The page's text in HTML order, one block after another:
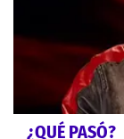
¿QUÉ PASÓ?